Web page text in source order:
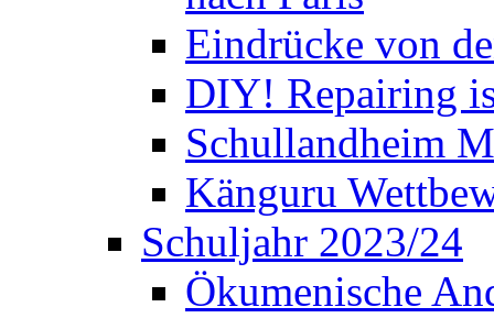
Eindrücke von
DIY! Repairing
Schullandheim
Känguru
Schuljahr 2023/24
Ökumenische